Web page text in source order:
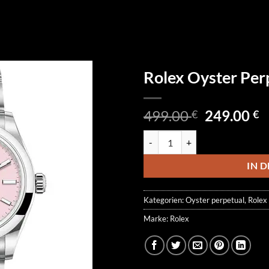
Rolex Oyster
499.00€
499.00 €
249.00€
IN
Kategorien:Oyster perpetual, Rolex
Marke: Rolex